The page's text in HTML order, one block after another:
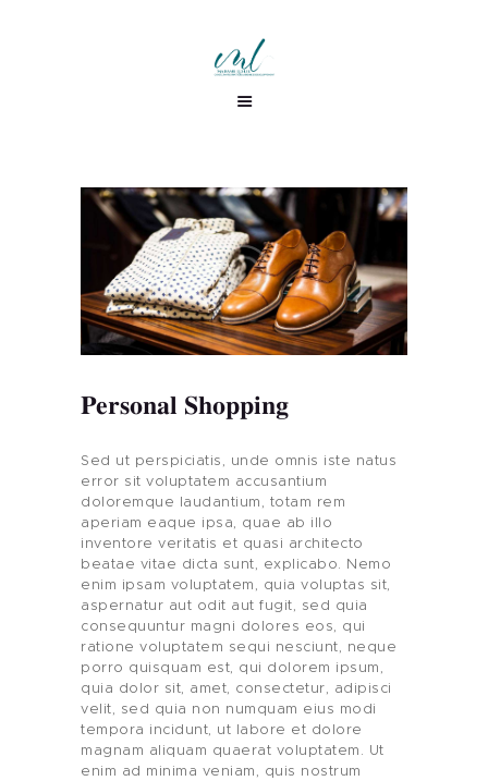
Personal Shopping
Sed ut perspiciatis, unde omnis iste natus
error sit voluptatem accusantium
doloremque laudantium, totam rem
aperiam eaque ipsa, quae ab illo
inventore veritatis et quasi architecto
beatae vitae dicta sunt, explicabo. Nemo
enim ipsam voluptatem, quia voluptas sit,
aspernatur aut odit aut fugit, sed quia
consequuntur magni dolores eos, qui
ratione voluptatem sequi nesciunt, neque
porro quisquam est, qui dolorem ipsum,
quia dolor sit, amet, consectetur, adipisci
velit, sed quia non numquam eius modi
tempora incidunt, ut labore et dolore
magnam aliquam quaerat voluptatem. Ut
enim ad minima veniam, quis nostrum